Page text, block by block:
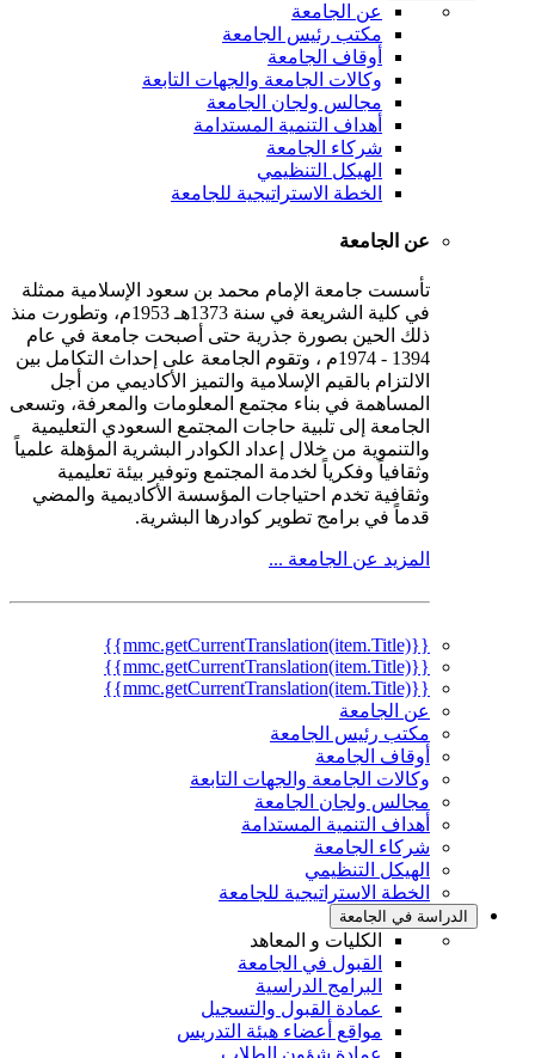
عن الجامعة
مكتب رئيس الجامعة
أوقاف الجامعة
وكالات الجامعة والجهات التابعة
مجالس ولجان الجامعة
أهداف التنمية المستدامة
شركاء الجامعة
الهيكل التنظيمي
الخطة الاستراتيجية للجامعة
عن الجامعة
تأسست جامعة الإمام محمد بن سعود الإسلامية ممثلة
في كلية الشريعة في سنة 1373هـ 1953م، وتطورت منذ
ذلك الحين بصورة جذرية حتى أصبحت جامعة في عام
1394 - 1974م ، وتقوم الجامعة على إحداث التكامل بين
الالتزام بالقيم الإسلامية والتميز الأكاديمي من أجل
المساهمة في بناء مجتمع المعلومات والمعرفة، وتسعى
الجامعة إلى تلبية حاجات المجتمع السعودي التعليمية
والتنموية من خلال إعداد الكوادر البشرية المؤهلة علمياً
وثقافياً وفكرياً لخدمة المجتمع وتوفير بيئة تعليمية
وثقافية تخدم احتياجات المؤسسة الأكاديمية والمضي
قدماً في برامج تطوير كوادرها البشرية.
المزيد عن الجامعة ...
{{mmc.getCurrentTranslation(item.Title)}}
{{mmc.getCurrentTranslation(item.Title)}}
{{mmc.getCurrentTranslation(item.Title)}}
عن الجامعة
مكتب رئيس الجامعة
أوقاف الجامعة
وكالات الجامعة والجهات التابعة
مجالس ولجان الجامعة
أهداف التنمية المستدامة
شركاء الجامعة
الهيكل التنظيمي
الخطة الاستراتيجية للجامعة
الدراسة في الجامعة
الكليات و المعاهد
القبول في الجامعة
البرامج الدراسية
عمادة القبول والتسجيل
مواقع أعضاء هيئة التدريس
عمادة شؤون الطلاب